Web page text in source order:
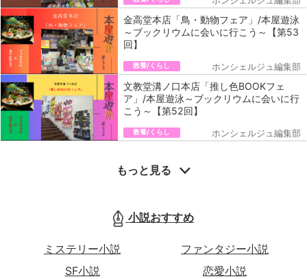
金高堂本店「鳥・動物フェア」/本屋遊泳
～ブックリウムに会いに行こう～【第53
回】
教養/くらし ホンシェルジュ編集部
文教堂溝ノ口本店「推し色BOOKフェ
ア」/本屋遊泳～ブックリウムに会いに行
こう～【第52回】
教養/くらし ホンシェルジュ編集部
もっと見る
小説おすすめ
ミステリー小説
ファンタジー小説
SF小説
恋愛小説